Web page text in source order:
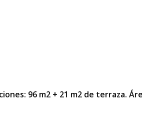
96 m2 + 21 m2 de terraza.